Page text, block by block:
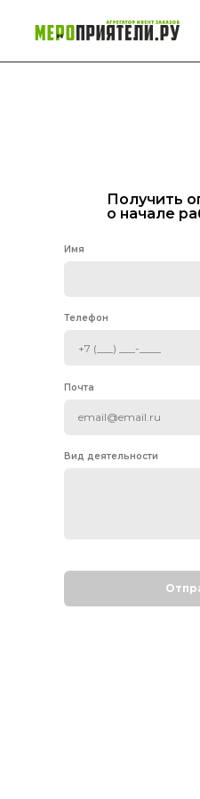
Получить
о начале
Имя
Телефон
Почта
Вид деятельности